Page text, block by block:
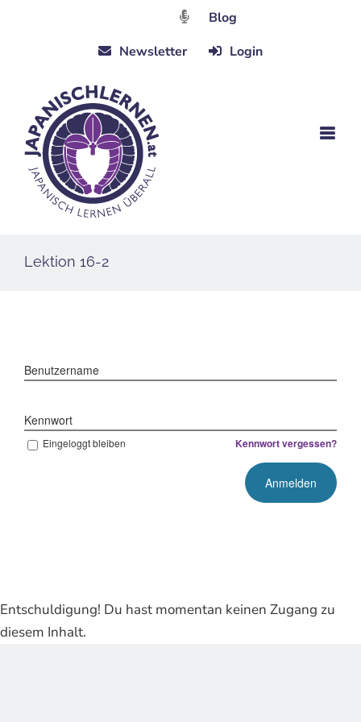
Blog
Newsletter
Login
Lektion 16-2
Benutzername
Kennwort
Eingeloggt bleiben Kennwort vergessen?
Entschuldigung! Du hast momentan keinen Zugang zu
diesem Inhalt.